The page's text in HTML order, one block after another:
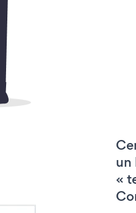
un
«